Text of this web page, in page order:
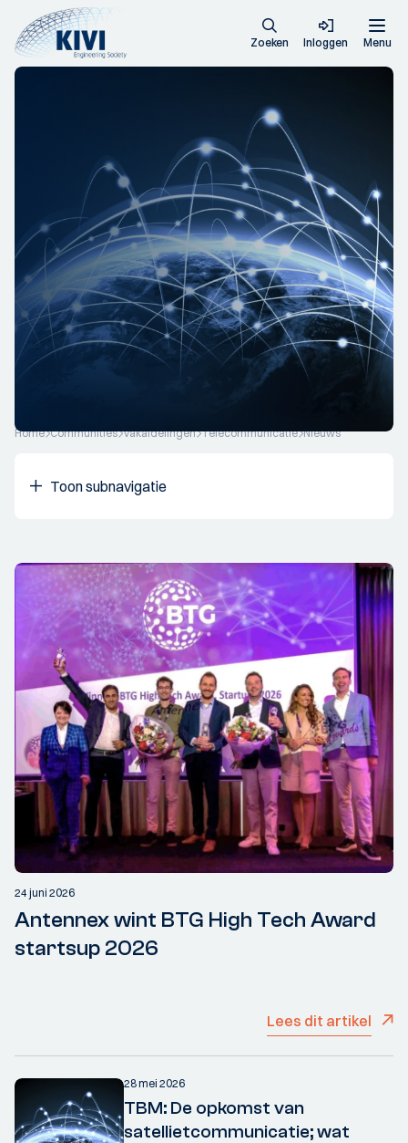
Zoeken Inloggen Menu
Home Communities Vakafdelingen Telecommunicatie Nieuws
Toon subnavigatie
24 juni 2026
Antennex wint BTG High Tech Award
startsup 2026
Lees dit artikel
28 mei 2026
TBM: De opkomst van
satellietcommunicatie; wat